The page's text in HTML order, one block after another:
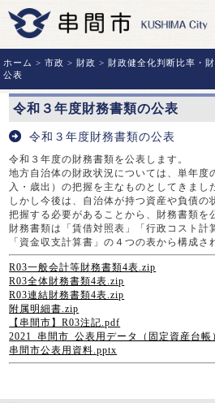
ホーム >市政 > 財政 > 財政健全化判断比率・
公表
令和３年度財務書類の公表
令和３年度財務書類の公表
令和３年度の財務書類を公表します。
地方自治体の財政状況については、単年度
入・歳出）の把握を主なものとしてきまし
しかし今後は、自治体が持つ資産や負債の
把握する必要があることから、財務書類を
財務書類は「賃借対照表」「行政コスト計
「資金収支計算書」の４つの表から構成さ
R03一般会計等財務書類4表.zip
R03全体財務書類4表.zip
R03連結財務書類4表.zip
附属明細書.zip
【串間市】R03注記.pdf
2021_串間市_公表用データ（固定資産台帳
串間市公表用資料.pptx